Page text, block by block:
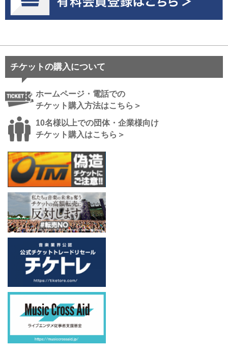
チケットの購入について
ホームページ・電話での
チケット購入方法はこちら＞
10名様以上での団体・企業様向け
チケット購入はこちら＞